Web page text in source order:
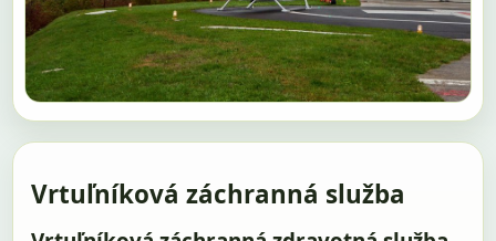
Vrtuľníková záchranná služba